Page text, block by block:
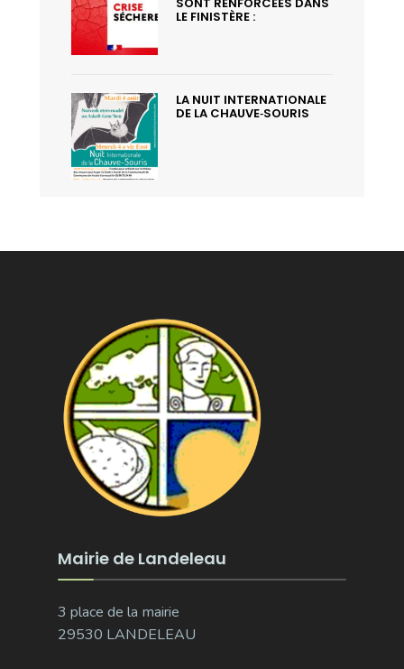
LE FINISTÈRE :
LA NUIT INTERNATIONALE
DE LA CHAUVE‑SOURIS
Mairie de Landeleau
3 place de la mairie
29530 LANDELEAU